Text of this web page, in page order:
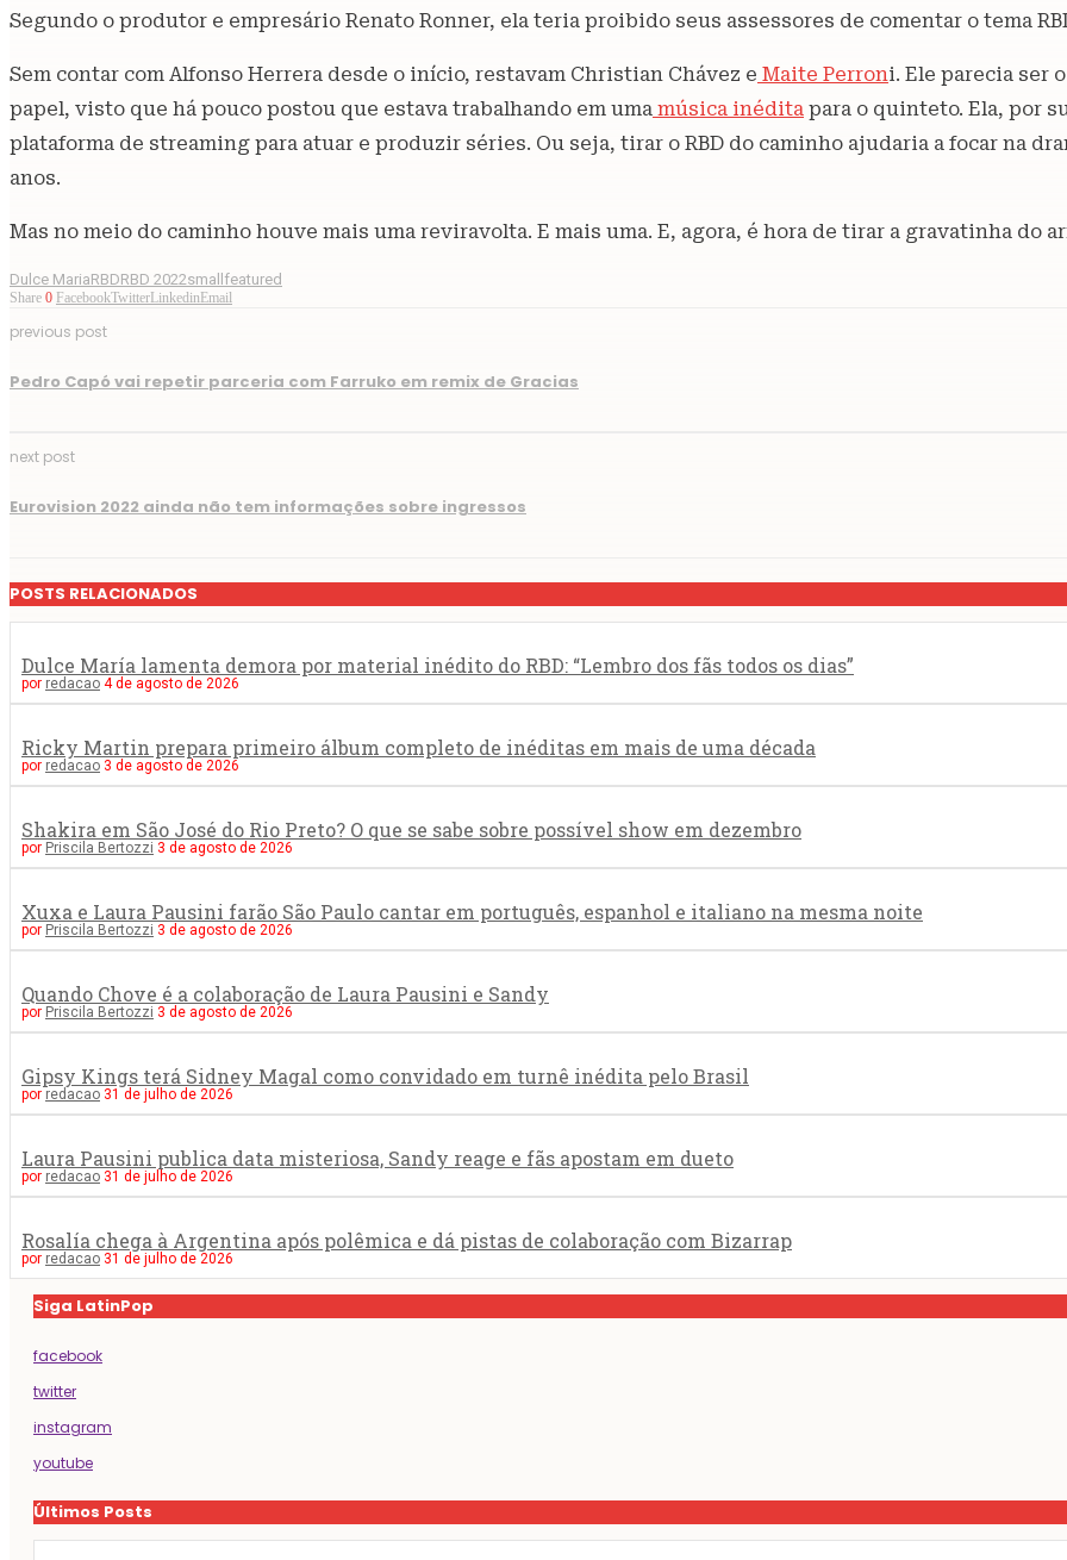
Segundo o produtor e empresário Renato Ronner, ela teria proibido seus assessores de comentar o tema
Sem contar com Alfonso Herrera desde o início, restavam Christian Chávez e Maite Perroni. Ele parecia ser
papel, visto que há pouco postou que estava trabalhando em uma música inédita para o quinteto. Ela, por
plataforma de streaming para atuar e produzir séries. Ou seja, tirar o RBD do caminho ajudaria a focar na
anos.
Mas no meio do caminho houve mais uma reviravolta. E mais uma. E, agora, é hora de tirar a gravatinha do
Dulce MariaRBDRBD 2022smallfeatured
Share 0 FacebookTwitter Linkedin Email
previous post
Pedro Capó vai repetir parceria com Farruko em remix de Gracias
next post
Eurovision 2022 ainda não tem informações sobre ingressos
POSTS RELACIONADOS
Dulce María lamenta demora por material inédito do RBD: “Lembro dos fãs todos os dias”
por redacao 4 de agosto de 2026
Ricky Martin prepara primeiro álbum completo de inéditas em mais de uma década
por redacao 3 de agosto de 2026
Shakira em São José do Rio Preto? O que se sabe sobre possível show em dezembro
por Priscila Bertozzi 3 de agosto de 2026
Xuxa e Laura Pausini farão São Paulo cantar em português, espanhol e italiano na mesma noite
por Priscila Bertozzi 3 de agosto de 2026
Quando Chove é a colaboração de Laura Pausini e Sandy
por Priscila Bertozzi 3 de agosto de 2026
Gipsy Kings terá Sidney Magal como convidado em turnê inédita pelo Brasil
por redacao 31 de julho de 2026
Laura Pausini publica data misteriosa, Sandy reage e fãs apostam em dueto
por redacao 31 de julho de 2026
Rosalía chega à Argentina após polêmica e dá pistas de colaboração com Bizarrap
por redacao 31 de julho de 2026
Siga LatinPop
facebook
twitter
instagram
youtube
Últimos Posts